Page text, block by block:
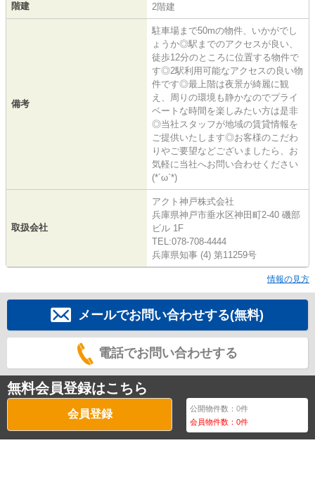
階建 2階建
備考
駐車場まで50mの物件、いかがでし
ょうか◎駅までのアクセスが良い、
徒歩12分のところに位置する物件で
す◎2駅利用可能なアクセスの良い物
件です◎最上階は夜景が綺麗に観
え、周りの環境も静かなのでプライ
ベートな時間を楽しみたい方は是非
◎当社スタッフが地域の賃貸情報を
ご提供いたします◎お客様のこだわ
りやご要望などございましたら、お
気軽に当社へお問い合わせください
(*´ω`*)
取扱会社
アクト神戸株式会社
兵庫県神戸市垂水区神田町2-40 磯部
ビル 1F
TEL:078-708-4444
兵庫県知事 (4) 第11259号
情報の見方
メールでお問い合わせする(無料)
電話でお問い合わせする
無料会員登録はこちら
会員登録 公開物件数：0件
会員物件数：0件